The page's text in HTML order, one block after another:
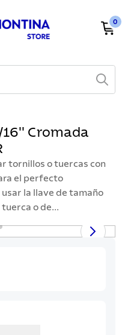
0
Cromada
tornillos o tuercas con
el perfecto
la llave de tamaño
o de...